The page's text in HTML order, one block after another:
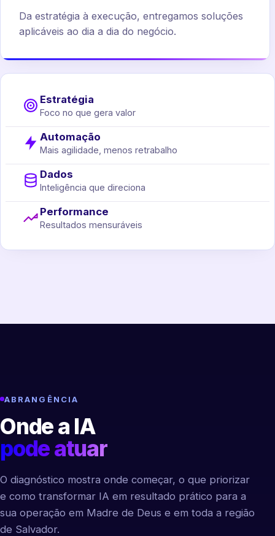
Da estratégia à execução, entregamos soluções
aplicáveis ao dia a dia do negócio.
Estratégia
Foco no que gera valor
Automação
Mais agilidade, menos retrabalho
Dados
Inteligência que direciona
Performance
Resultados mensuráveis
ABRANGÊNCIA
Onde a IA
pode atuar
O diagnóstico mostra onde começar, o que priorizar
e como transformar IA em resultado prático para a
sua operação em Madre de Deus e em toda a região
de Salvador.